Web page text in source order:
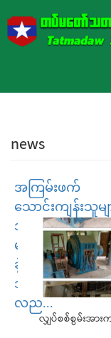
news
အကြမ်းဖက်
သောင်းကျန်းသူမ
အဖျက်အမှောင့်လု
များကြောင့် ပျက်
ခဲ့ရသည့် လျှပ်စစ်အ
အဆောက်အအုံများ
လည...
လျှပ်စစ်စွမ်းအား